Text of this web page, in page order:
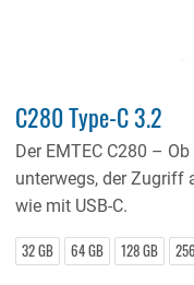
C280 Type-C 3.2
Der EMTEC C280 –
unterwegs, der Zugriff
wie mit USB-C.
32 GB 64 GB 128 GB